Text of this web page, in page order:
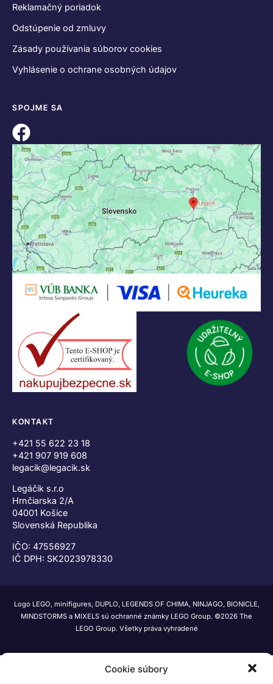
Cookie súbory
Reklamačný poriadok
Odstúpenie od zmluvy
Zásady používania súborov cookies
Vyhlásenie o ochrane osobných údajov
SPOJME SA
KONTAKT
+421 55 622 23 18
+421 907 919 608
legacik@legacik.sk
Legáčik s.r.o
Hrnčiarska 2/A
04001 Košice
Slovenská Republika
IČO: 47556927
IČ DPH: SK2023978330
Logo LEGO, minifigures, DUPLO, LEGENDS OF CHIMA, NINJAGO, BIONICLE,
MINDSTORMS a MIXELS sú ochranné známky LEGO Group. ©2026 The
LEGO Group. Všetky práva vyhradené